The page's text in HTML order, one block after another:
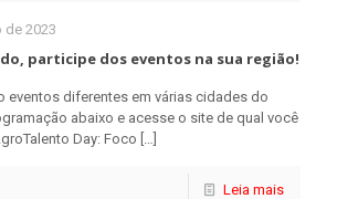
de 2023
participe dos eventos na sua região!
eventos diferentes em várias cidades do
abaixo e acesse o site de qual você
Day: Foco […]
Leia mais